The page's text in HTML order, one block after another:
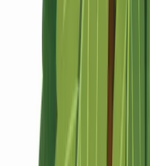
Cannabis Karte